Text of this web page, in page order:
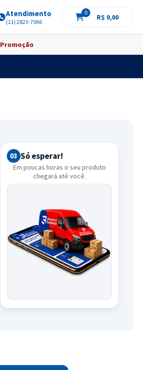
Atendimento
(11) 2823-7066
0
R$ 0,00
Promoção
03 Só esperar!
Em poucas horas o seu produto
chegará até você.